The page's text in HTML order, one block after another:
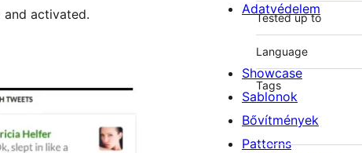
and activated. Tested up to
Language
Tags
Adatvédelem
Showcase
Sablonok
Bővítmények
Patterns